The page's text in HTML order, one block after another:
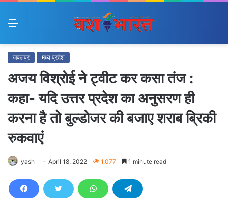
Menu
जबलपुर मध्य प्रदेश
अजय विश्रोई ने ट्वीट कर कसा तंज :
कहा- यदि उत्तर प्रदेश का अनुसरण ही
करना है तो बुल्डोजर की बजाए शराब ब्रिकी
रुकवाएं
yash April 18, 2022 1,077 1 minute read